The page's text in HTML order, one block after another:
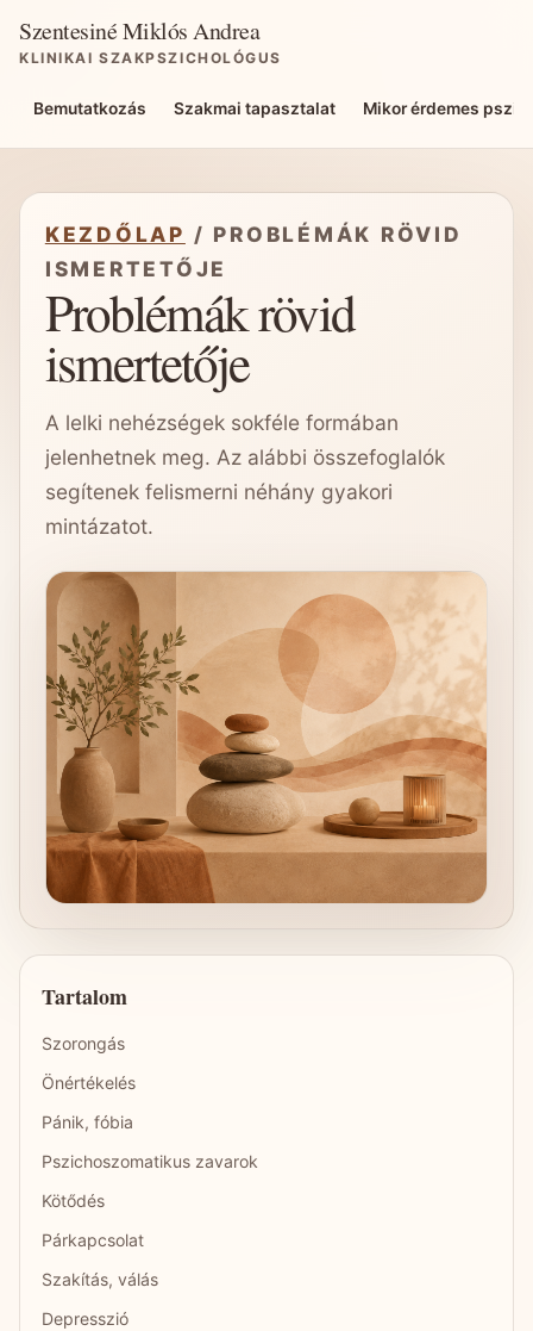
Szentesiné Miklós Andrea
KLINIKAI SZAKPSZICHOLÓGUS
Bemutatkozás Szakmai tapasztalat Mikor érdemes
KEZDŐLAP / PROBLÉMÁK RÖVID
ISMERTETŐJE
Problémák rövid
ismertetője
A lelki nehézségek sokféle formában
jelenhetnek meg. Az alábbi összefoglalók
segítenek felismerni néhány gyakori
mintázatot.
Tartalom
Szorongás
Önértékelés
Pánik, fóbia
Pszichoszomatikus zavarok
Kötődés
Párkapcsolat
Szakítás, válás
Depresszió